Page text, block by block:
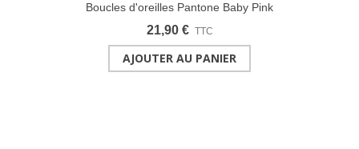
Boucles d'oreilles Pantone Baby Pink
21,90 € TTC
AJOUTER AU PANIER